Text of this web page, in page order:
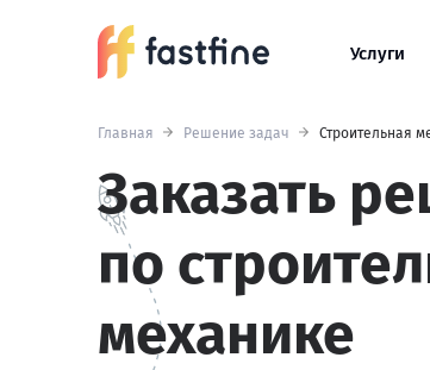
Услуги
Главная Решение задач Строительная
Заказать
по
механике